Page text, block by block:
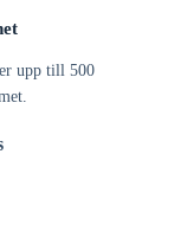
upp till 500